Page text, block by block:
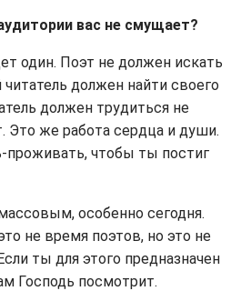
вас не смущает?
один. Поэт не должен искать
читатель должен найти своего
должен трудиться не
Это же работа сердца и души.
чтобы ты постиг
особенно сегодня.
не время поэтов, но это не
ты для этого предназначен
Господь посмотрит.